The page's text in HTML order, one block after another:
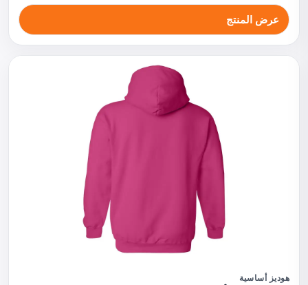
عرض المنتج
هوديز أساسية